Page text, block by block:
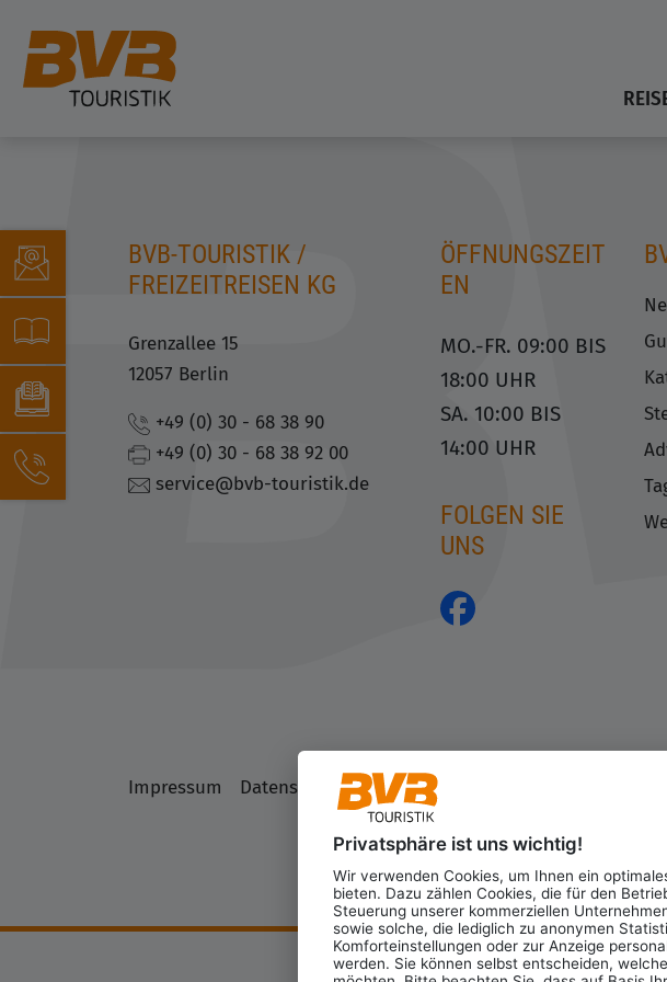
BVB-TOURISTIK /
FREIZEITREISEN KG
Grenzallee 15
12057 Berlin
+49 (0) 30 - 68 38 90
+49 (0) 30 - 68 38 92 00
service@bvb-touristik.de
ÖFFNUNGSZEIT
EN
MO.-FR. 09:00 BIS
18:00 UHR
SA. 10:00 BIS
14:00 UHR
FOLGEN SIE
UNS
Impressum Datenschutz AGB Datenschutzerklärung
Privatsphäre ist uns wichtig!
Wir verwenden Cookies, um Ihnen ein
bieten. Dazu zählen Cookies, die für den
Steuerung unserer kommerziellen
sowie solche, die lediglich zu anonymen
Komforteinstellungen oder zur Anzeige
werden. Sie können selbst entscheiden,